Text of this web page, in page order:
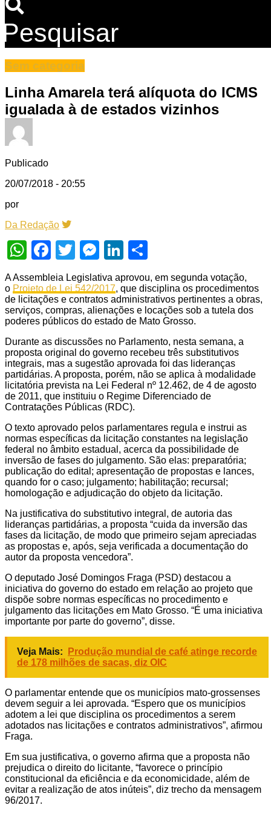
Pesquisar
Sem categoria
Linha Amarela terá alíquota do ICMS
igualada à de estados vizinhos
Publicado
20/07/2018 - 20:55
por
Da Redação
WhatsApp
Facebook
TwitterMessenger
LinkedIn
A Assembleia Legislativa aprovou, em segunda votação,
o Projeto de Lei 542/2017, que disciplina os procedimentos
de licitações e contratos administrativos pertinentes a obras,
serviços, compras, alienações e locações sob a tutela dos
poderes públicos do estado de Mato Grosso.
Durante as discussões no Parlamento, nesta semana, a
proposta original do governo recebeu três substitutivos
integrais, mas a sugestão aprovada foi das lideranças
partidárias. A proposta, porém, não se aplica à modalidade
licitatória prevista na Lei Federal nº 12.462, de 4 de agosto
de 2011, que instituiu o Regime Diferenciado de
Contratações Públicas (RDC).
O texto aprovado pelos parlamentares regula e instrui as
normas específicas da licitação constantes na legislação
federal no âmbito estadual, acerca da possibilidade de
inversão de fases do julgamento. São elas: preparatória;
publicação do edital; apresentação de propostas e lances,
quando for o caso; julgamento; habilitação; recursal;
homologação e adjudicação do objeto da licitação.
Na justificativa do substitutivo integral, de autoria das
lideranças partidárias, a proposta “cuida da inversão das
fases da licitação, de modo que primeiro sejam apreciadas
as propostas e, após, seja verificada a documentação do
autor da proposta vencedora”.
O deputado José Domingos Fraga (PSD) destacou a
iniciativa do governo do estado em relação ao projeto que
dispõe sobre normas específicas no procedimento e
julgamento das licitações em Mato Grosso. “É uma iniciativa
importante por parte do governo”, disse.
Veja Mais:
Produção mundial de café atinge recorde
de 178 milhões de sacas, diz OIC
O parlamentar entende que os municípios mato-grossenses
devem seguir a lei aprovada. “Espero que os municípios
adotem a lei que disciplina os procedimentos a serem
adotados nas licitações e contratos administrativos”, afirmou
Fraga.
Em sua justificativa, o governo afirma que a proposta não
prejudica o direito do licitante, “favorece o princípio
constitucional da eficiência e da economicidade, além de
evitar a realização de atos inúteis”, diz trecho da mensagem
96/2017.